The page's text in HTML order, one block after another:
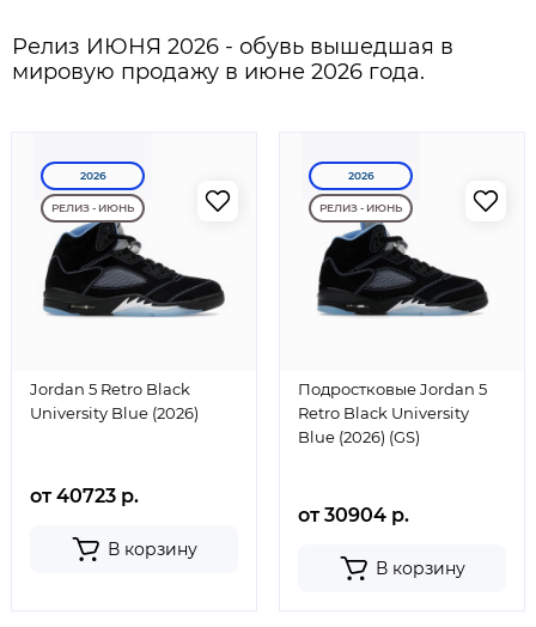
Релиз ИЮНЯ 2026 - обувь вышедшая в
мировую продажу в июне 2026 года.
2026
РЕЛИЗ - ИЮНЬ
Jordan 5 Retro Black
University Blue (2026)
от 40723 р.
В корзину
2026
РЕЛИЗ - ИЮНЬ
Подростковые Jordan 5
Retro Black University
Blue (2026) (GS)
от 30904 р.
В корзину